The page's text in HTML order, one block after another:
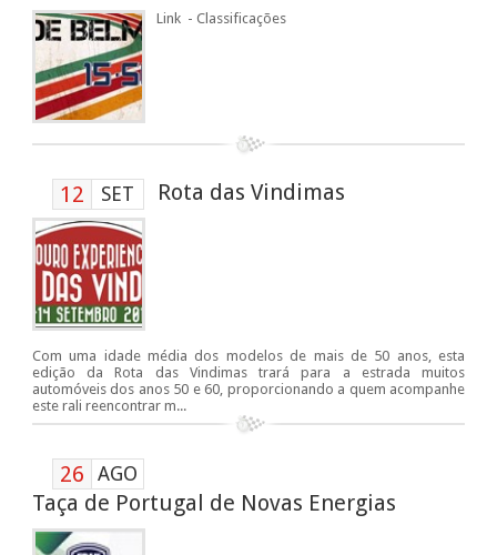
Link - Classificações
12 SET Rota das Vindimas
Com uma idade média dos modelos de mais de 50 anos, esta
edição da Rota das Vindimas trará para a estrada muitos
automóveis dos anos 50 e 60, proporcionando a quem acompanhe
este rali reencontrar m...
26 AGO
Taça de Portugal de Novas Energias